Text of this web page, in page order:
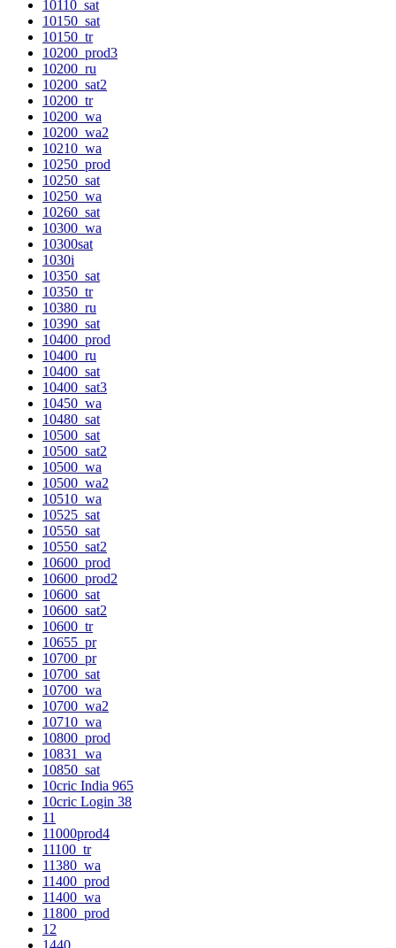
10110_sat
10150_sat
10150_tr
10200_prod3
10200_ru
10200_sat2
10200_tr
10200_wa
10200_wa2
10210_wa
10250_prod
10250_sat
10250_wa
10260_sat
10300_wa
10300sat
1030i
10350_sat
10350_tr
10380_ru
10390_sat
10400_prod
10400_ru
10400_sat
10400_sat3
10450_wa
10480_sat
10500_sat
10500_sat2
10500_wa
10500_wa2
10510_wa
10525_sat
10550_sat
10550_sat2
10600_prod
10600_prod2
10600_sat
10600_sat2
10600_tr
10655_pr
10700_pr
10700_sat
10700_wa
10700_wa2
10710_wa
10800_prod
10831_wa
10850_sat
10cric India 965
10cric Login 38
11
11000prod4
11100_tr
11380_wa
11400_prod
11400_wa
11800_prod
12